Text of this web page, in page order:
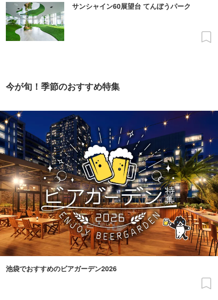
サンシャイン60展望台 てんぼうパーク
今が旬！季節のおすすめ特集
池袋でおすすめのビアガーデン2026